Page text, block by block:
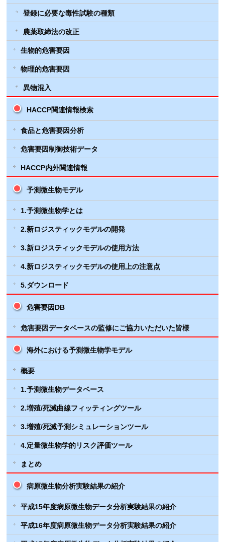
登録に必要な毒性試験の種類
農薬取締法の改正
生物的危害要因
物理的危害要因
異物混入
HACCP関連情報検索
食品と危害要因分析
危害要因制御技術データ
HACCP内外関連情報
予測微生物モデル
1.予測微生物学とは
2.新ロジスティックモデルの開発
3.新ロジスティックモデルの使用方法
4.新ロジスティックモデルの使用上の注意点
5.ダウンロード
危害要因DB
危害要因データベースの監修にご協力いただいた皆様
海外における予測微生物学モデル
概要
1.予測微生物データベース
2.増殖/死滅曲線フィッティングツール
3.増殖/死滅予測シミュレーションツール
4.定量微生物学的リスク評価ツール
まとめ
病原微生物分析実験結果の紹介
平成15年度病原微生物データ分析実験結果の紹介
平成16年度病原微生物データ分析実験結果の紹介